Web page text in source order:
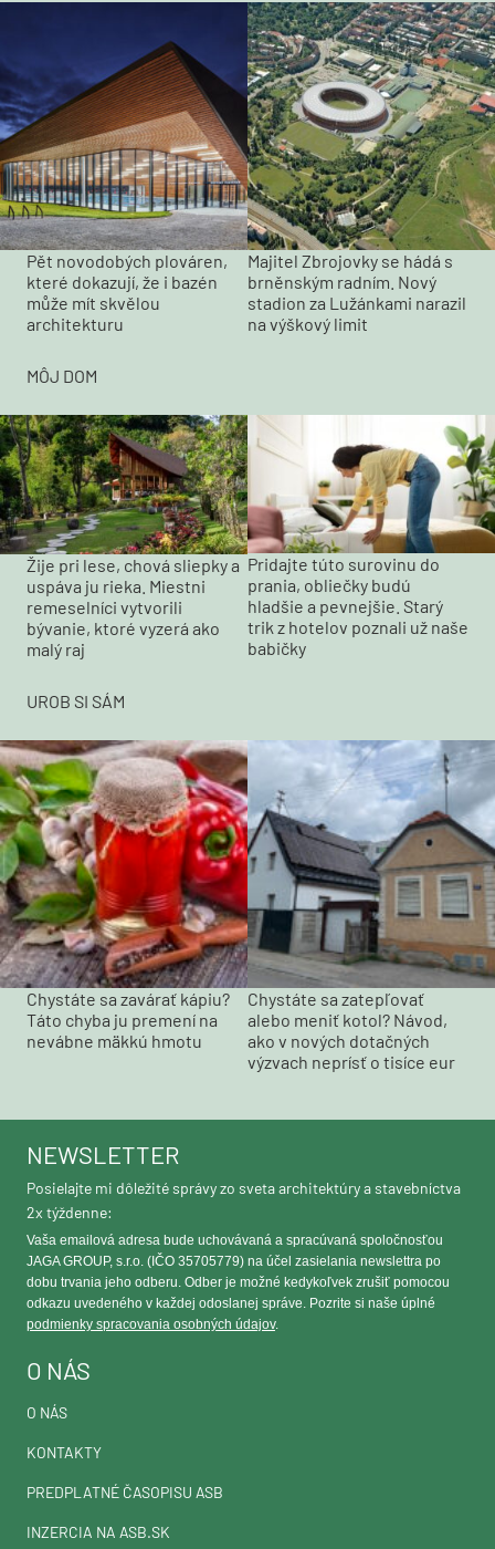
Pět novodobých plováren,
které dokazují, že i bazén
může mít skvělou
architekturu
Majitel Zbrojovky se hádá s
brněnským radním. Nový
stadion za Lužánkami narazil
na výškový limit
MÔJ DOM
Žije pri lese, chová sliepky a
uspáva ju rieka. Miestni
remeselníci vytvorili
bývanie, ktoré vyzerá ako
malý raj
Pridajte túto surovinu do
prania, obliečky budú
hladšie a pevnejšie. Starý
trik z hotelov poznali už naše
babičky
UROB SI SÁM
Chystáte sa zavárať kápiu?
Táto chyba ju premení na
nevábne mäkkú hmotu
Chystáte sa zatepľovať
alebo meniť kotol? Návod,
ako v nových dotačných
výzvach neprísť o tisíce eur
O NÁS
O NÁS
KONTAKTY
PREDPLATNÉ ČASOPISU ASB
INZERCIA NA ASB.SK
NEWSLETTER
Posielajte mi dôležité správy zo sveta architektúry a stavebníctva
2x týždenne:
Vaša emailová adresa bude uchovávaná a spracúvaná spoločnosťou
JAGA GROUP, s.r.o. (IČO 35705779) na účel zasielania newslettra po
dobu trvania jeho odberu. Odber je možné kedykoľvek zrušiť pomocou
odkazu uvedeného v každej odoslanej správe. Pozrite si naše úplné
podmienky spracovania osobných údajov.